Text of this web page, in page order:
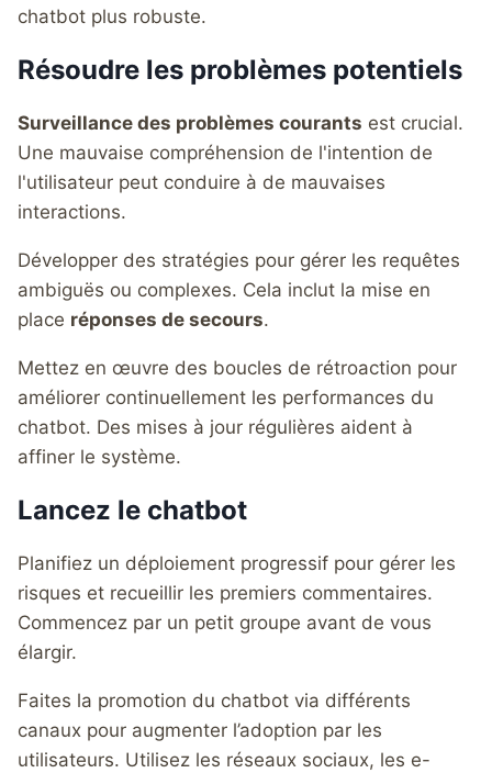
chatbot plus robuste.
Résoudre les problèmes potentiels
Surveillance des problèmes courants est crucial.
Une mauvaise compréhension de l'intention de
l'utilisateur peut conduire à de mauvaises
interactions.
Développer des stratégies pour gérer les requêtes
ambiguës ou complexes. Cela inclut la mise en
place réponses de secours.
Mettez en œuvre des boucles de rétroaction pour
améliorer continuellement les performances du
chatbot. Des mises à jour régulières aident à
affiner le système.
Lancez le chatbot
Planifiez un déploiement progressif pour gérer les
risques et recueillir les premiers commentaires.
Commencez par un petit groupe avant de vous
élargir.
Faites la promotion du chatbot via différents
canaux pour augmenter l’adoption par les
utilisateurs. Utilisez les réseaux sociaux, les e-